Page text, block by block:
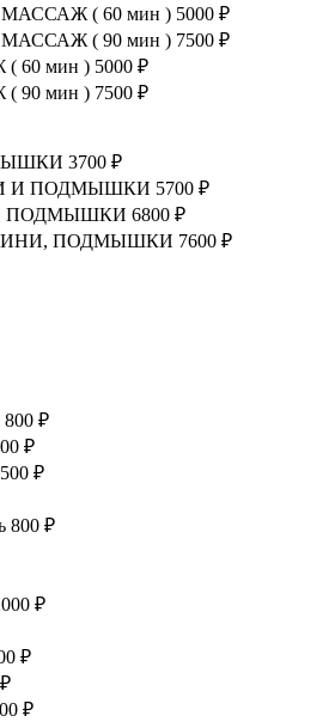
( 60 мин ) 5000 ₽
( 90 мин ) 7500 ₽
60 мин ) 5000 ₽
90 мин ) 7500 ₽
3700 ₽
И ПОДМЫШКИ 5700 ₽
ПОДМЫШКИ 6800 ₽
ПОДМЫШКИ 7600 ₽
800 ₽
₽
₽
800 ₽
₽
₽
₽